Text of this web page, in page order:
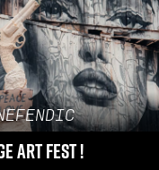
Art Fest !